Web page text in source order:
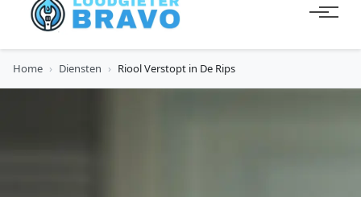
Home › Diensten › Riool Verstopt in De Rips